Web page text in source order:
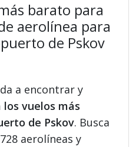
barato para
aerolínea para
de Pskov
a encontrar y
vuelos más
de Pskov. Busca
aerolíneas y